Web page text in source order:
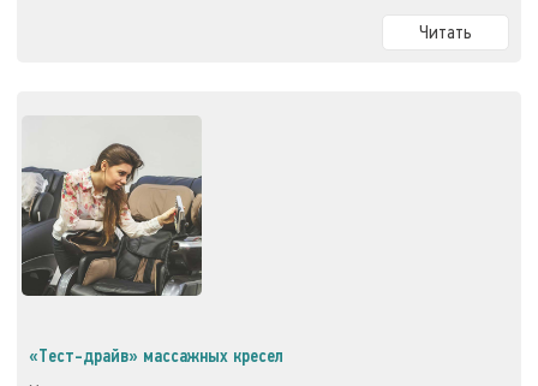
Читать
«Тест-драйв» массажных кресел